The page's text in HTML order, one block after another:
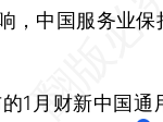
，中国服务业保
月财新中国通